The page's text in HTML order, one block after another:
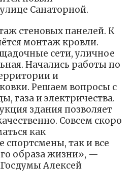
Санаторной.
стеновых панелей. К
монтаж кровли.
сети, уличное
Начались работы по
и
Решаем вопросы с
газа и электричества.
здания позволяет
Совсем скоро
как
так и все
образа жизни», —
Госдумы Алексей